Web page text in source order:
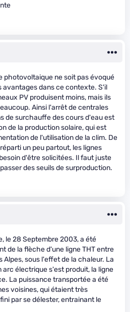
photovoltaique ne soit pas évoqué
avantages dans ce contexte. S'il
PV produisent moins, mais ils
Ainsi l'arrêt de centrales
de surchauffe des cours d'eau est
de la production solaire, qui est
de l'utilisation de la clim. De
un peu partout, les lignes
d'être solicitées. Il faut juste
des seuils de surproduction.
le 28 Septembre 2003, a été
de la flèche d'une ligne THT entre
Alpes, sous l'effet de la chaleur. La
arc électrique s'est produit, la ligne
La puissance transportée a été
voisines, qui étaient très
par se délester, entrainant le